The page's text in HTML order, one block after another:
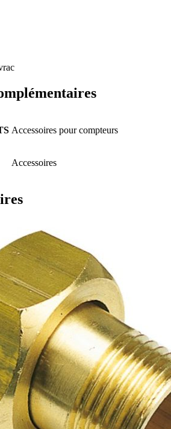
Accessoires pour compteurs
Accessoires